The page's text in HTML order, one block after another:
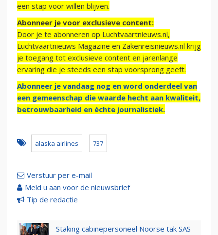
een stap voor willen blijven.
Abonneer je voor exclusieve content:
Door je te abonneren op Luchtvaartnieuws.nl,
Luchtvaartnieuws Magazine en Zakenreisnieuws.nl krijg
je toegang tot exclusieve content en jarenlange
ervaring die je steeds een stap voorsprong geeft.
Abonneer je vandaag nog en word onderdeel van
een gemeenschap die waarde hecht aan kwaliteit,
betrouwbaarheid en échte journalistiek.
alaska airlines 737
Verstuur per e-mail
Meld u aan voor de nieuwsbrief
Tip de redactie
Staking cabinepersoneel Noorse tak SAS